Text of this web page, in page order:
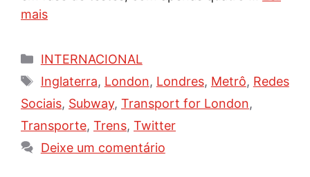
mais
Categorias
INTERNACIONAL
Tags
Inglaterra, London, Londres, Metrô, Redes
Sociais, Subway, Transport for London,
Transporte, Trens, Twitter
Deixe um comentário